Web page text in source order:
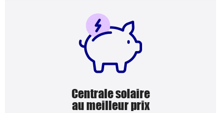
Centrale solaire
au meilleur prix